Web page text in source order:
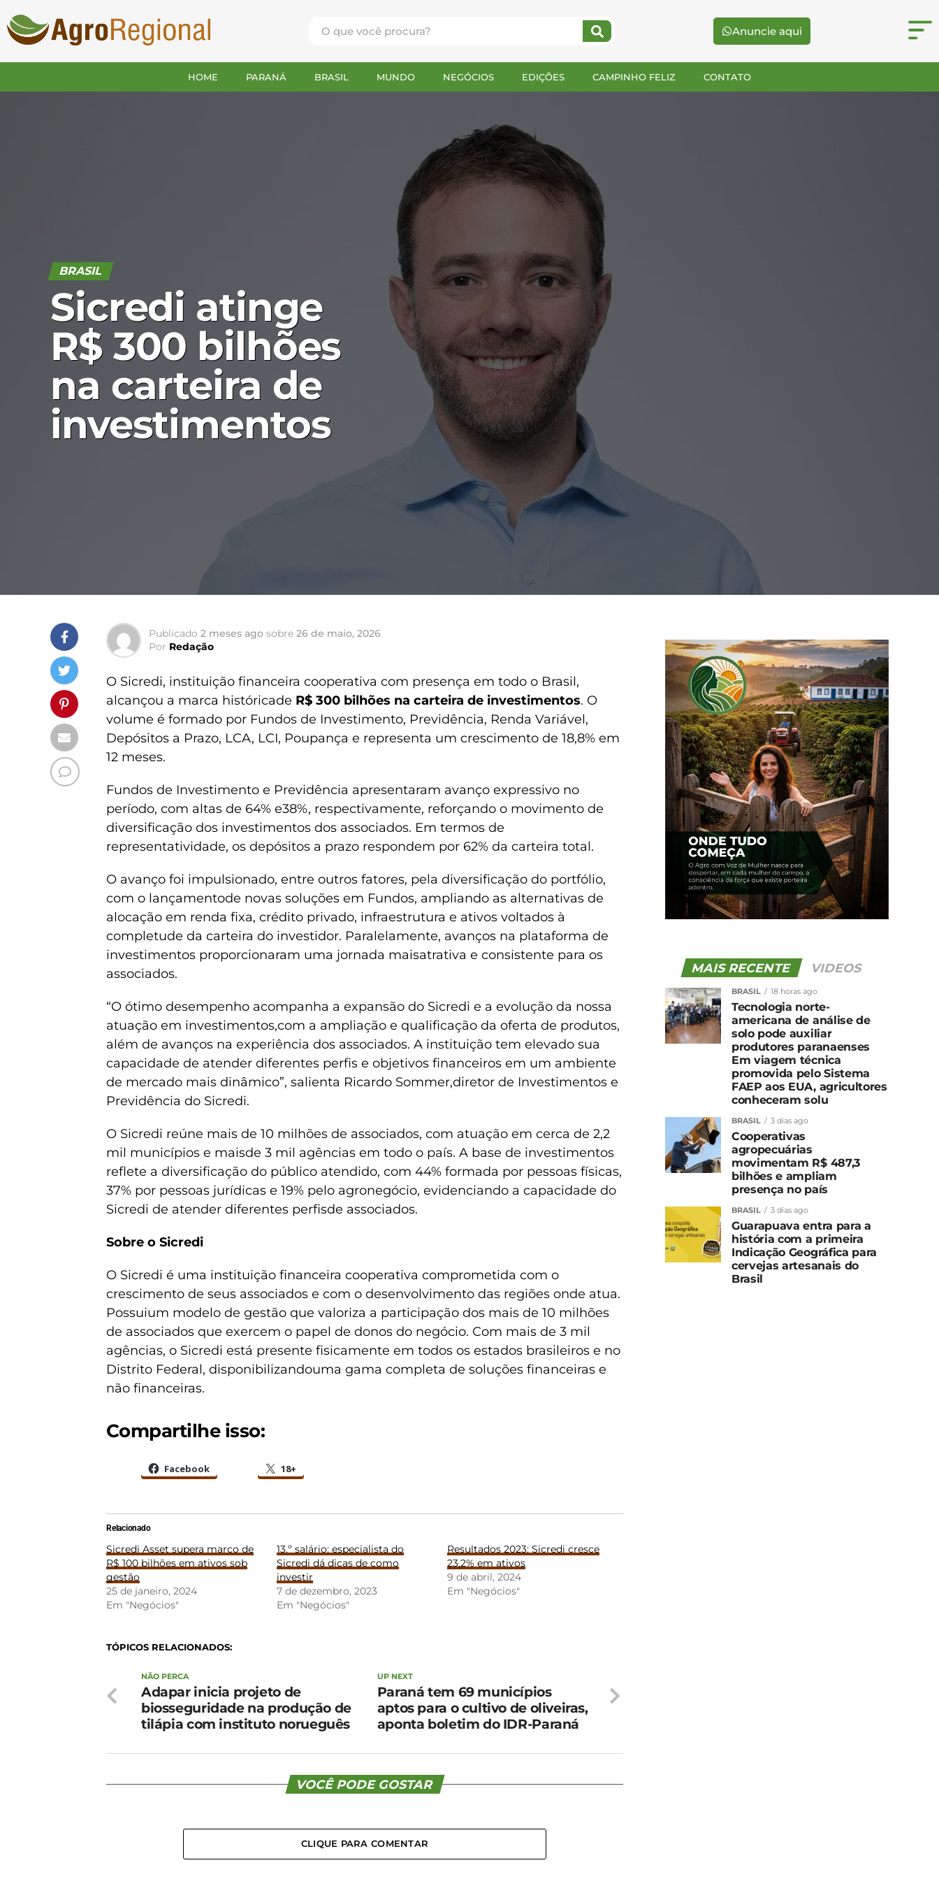
Anuncie aqui
HOME PARANÁ BRASIL MUNDO NEGÓCIOS EDIÇÕES CAMPINHO FELIZ CONTATO
BRASIL
Sicredi atinge
R$ 300 bilhões
na carteira de
investimentos
Publicado 2 meses ago sobre 26 de maio, 2026
Por Redação
O Sicredi, instituição financeira cooperativa com presença em todo o Brasil,
alcançou a marca históricade R$ 300 bilhões na carteira de investimentos. O
volume é formado por Fundos de Investimento, Previdência, Renda Variável,
Depósitos a Prazo, LCA, LCI, Poupança e representa um crescimento de 18,8% em
12 meses.
Fundos de Investimento e Previdência apresentaram avanço expressivo no
período, com altas de 64% e38%, respectivamente, reforçando o movimento de
diversificação dos investimentos dos associados. Em termos de
representatividade, os depósitos a prazo respondem por 62% da carteira total.
O avanço foi impulsionado, entre outros fatores, pela diversificação do portfólio,
com o lançamentode novas soluções em Fundos, ampliando as alternativas de
alocação em renda fixa, crédito privado, infraestrutura e ativos voltados à
completude da carteira do investidor. Paralelamente, avanços na plataforma de
investimentos proporcionaram uma jornada maisatrativa e consistente para os
associados.
“O ótimo desempenho acompanha a expansão do Sicredi e a evolução da nossa
atuação em investimentos,com a ampliação e qualificação da oferta de produtos,
além de avanços na experiência dos associados. A instituição tem elevado sua
capacidade de atender diferentes perfis e objetivos financeiros em um ambiente
de mercado mais dinâmico”, salienta Ricardo Sommer,diretor de Investimentos e
Previdência do Sicredi.
O Sicredi reúne mais de 10 milhões de associados, com atuação em cerca de 2,2
mil municípios e maisde 3 mil agências em todo o país. A base de investimentos
reflete a diversificação do público atendido, com 44% formada por pessoas físicas,
37% por pessoas jurídicas e 19% pelo agronegócio, evidenciando a capacidade do
Sicredi de atender diferentes perfisde associados.
Sobre o Sicredi
O Sicredi é uma instituição financeira cooperativa comprometida com o
crescimento de seus associados e com o desenvolvimento das regiões onde atua.
Possuium modelo de gestão que valoriza a participação dos mais de 10 milhões
de associados que exercem o papel de donos do negócio. Com mais de 3 mil
agências, o Sicredi está presente fisicamente em todos os estados brasileiros e no
Distrito Federal, disponibilizandouma gama completa de soluções financeiras e
não financeiras.
Compartilhe isso:
Facebook 18+
Relacionado
Sicredi Asset supera marco de
R$ 100 bilhões em ativos sob
gestão
25 de janeiro, 2024
Em "Negócios"
13.º salário: especialista do
Sicredi dá dicas de como
investir
7 de dezembro, 2023
Em "Negócios"
Resultados 2023: Sicredi cresce
23,2% em ativos
9 de abril, 2024
Em "Negócios"
TÓPICOS RELACIONADOS:
UP NEXT
Paraná tem 69 municípios
aptos para o cultivo de oliveiras,
aponta boletim do IDR-Paraná
NÃO PERCA
Adapar inicia projeto de
biosseguridade na produção de
tilápia com instituto norueguês
VOCÊ PODE GOSTAR
CLIQUE PARA COMENTAR
MAIS RECENTE VIDEOS
BRASIL 18 horas ago
Tecnologia norte-
americana de análise de
solo pode auxiliar
produtores paranaenses
Em viagem técnica
promovida pelo Sistema
FAEP aos EUA, agricultores
conheceram solu
BRASIL 3 dias ago
Cooperativas
agropecuárias
movimentam R$ 487,3
bilhões e ampliam
presença no país
BRASIL 3 dias ago
Guarapuava entra para a
história com a primeira
Indicação Geográfica para
cervejas artesanais do
Brasil